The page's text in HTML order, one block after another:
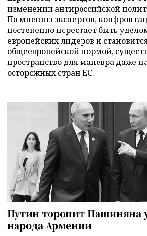
изменении антироссийской
По мнению экспертов,
постепенно перестает быть
европейских лидеров и
общеевропейской нормой,
пространство для маневра даже
осторожных стран ЕС.
Путин торопит Пашиняна
народа Армении